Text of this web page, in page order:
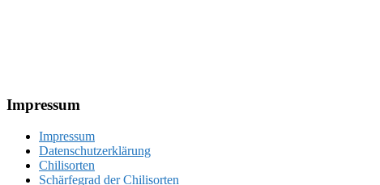
Footer
Impressum
Impressum
Datenschutzerklärung
Chilisorten
Schärfegrad der Chilisorten